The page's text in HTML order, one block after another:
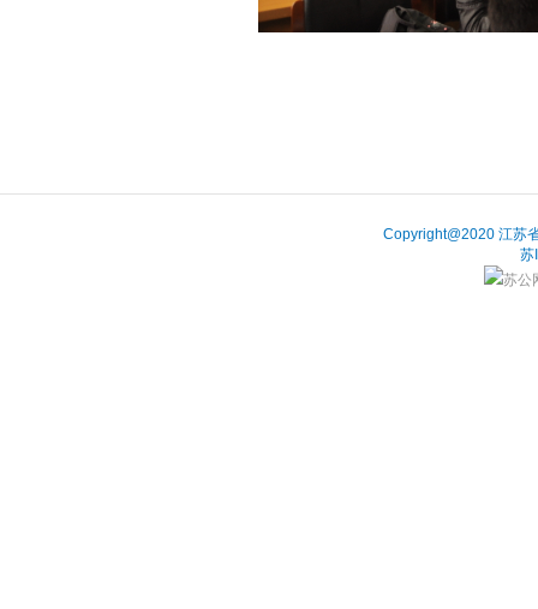
Copyright@2020 江苏
苏
苏公